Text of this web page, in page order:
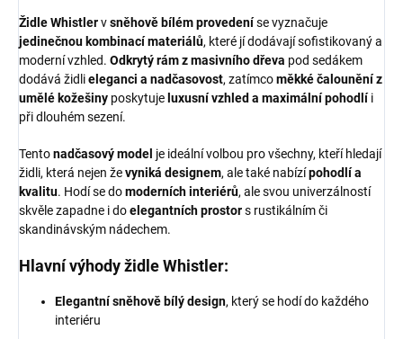
Židle Whistlervsněhově bílém provedeníse vyznačuje
jedinečnou kombinací materiálů, které jí dodávají sofistikovaný a
moderní vzhled. Odkrytý rám z masivního dřeva pod sedákem
dodává židlieleganci a nadčasovost, zatímcoměkké čalounění z
umělé kožešiny poskytuje luxusní vzhled a maximální pohodlíi
při dlouhém sezení.
Tentonadčasový model je ideální volbou pro všechny, kteří hledají
židli, která nejen ževyniká designem, ale také nabízípohodlí a
kvalitu. Hodí se domoderních interiérů, ale svou univerzálností
skvěle zapadne i doelegantních prostors rustikálním či
skandinávským nádechem.
Hlavní výhody židle Whistler:
Elegantní sněhově bílý design, který se hodí do každého
interiéru